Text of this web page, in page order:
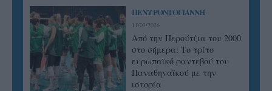
ΠΕΝΥ ΡΟΝΤΟΓΙΑΝΝΗ
11/03/2026
Από την Περούτζια του 2000
στο σήμερα: Tο τρίτο
ευρωπαϊκό ραντεβού του
Παναθηναϊκού με την
ιστορία